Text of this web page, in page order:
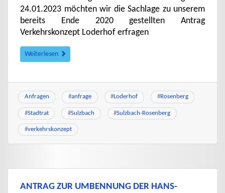
24.01.2023 möchten wir die Sachlage zu unserem
bereits Ende 2020 gestellten Antrag
Verkehrskonzept Loderhof erfragen
Weiterlesen
Anfragen #anfrage #Loderhof #Rosenberg
#Stadtrat #Sulzbach #Sulzbach-Rosenberg
#verkehrskonzept
ANTRAG ZUR UMBENNUNG DER HANS-